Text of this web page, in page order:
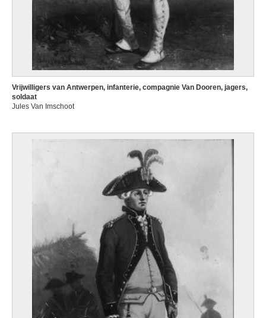
Vrijwilligers van Antwerpen, infanterie, compagnie Van Dooren, jagers,
soldaat
Jules Van Imschoot